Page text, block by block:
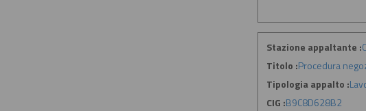
Stazione appaltante :
Titolo :Procedura
Tipologia appalto :
CIG :B9C8D628B2